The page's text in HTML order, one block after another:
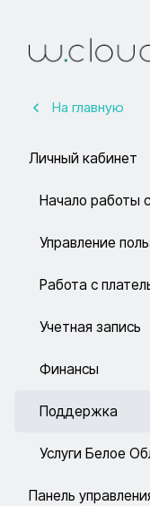
На главную
Личный кабинет
Начало работы
Управление
Работа с
Учетная запись
Финансы
Поддержка
Услуги Белое
Панель